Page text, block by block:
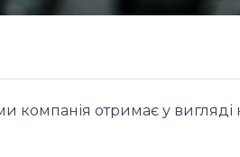
компанія отримає у вигляді